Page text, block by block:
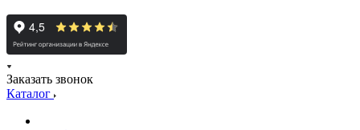
Заказать звонок
Каталог